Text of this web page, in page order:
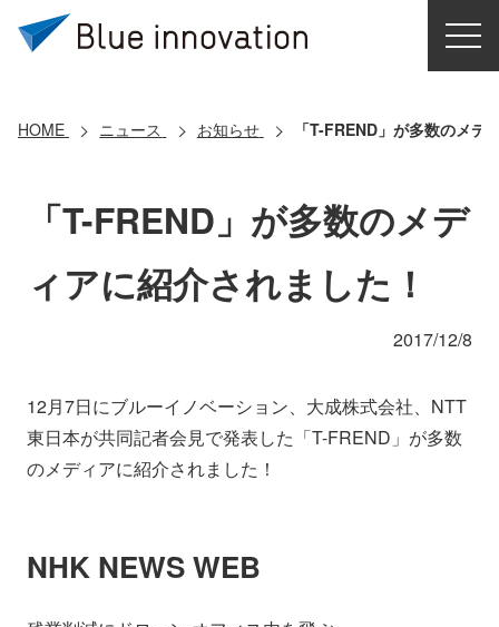
導入事例
コアテクノロジー
お問い合わせ
HOME ニュース お知らせ 「T-FREND」が多数のメデ
「T-FREND」が多数のメデ
ィアに紹介されました！
2017/12/8
12月7日にブルーイノベーション、大成株式会社、NTT
東日本が共同記者会見で発表した「T-FREND」が多数
のメディアに紹介されました！
NHK NEWS WEB